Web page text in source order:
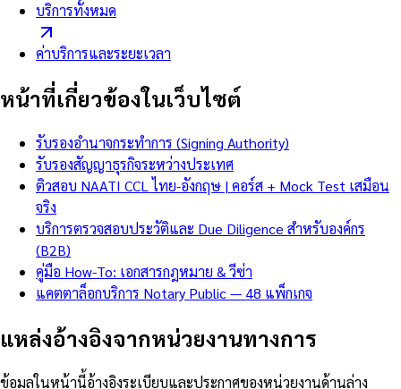
บริการทั้งหมด
ค่าบริการและระยะเวลา
หน้าที่เกี่ยวข้องในเว็บไซต์
รับรองอำนาจกระทำการ (Signing Authority)
รับรองสัญญาธุรกิจระหว่างประเทศ
ติวสอบ NAATI CCL ไทย-อังกฤษ | คอร์ส + Mock Test เสมือน
จริง
บริการตรวจสอบประวัติและ Due Diligence สำหรับองค์กร
(B2B)
คู่มือ How-To: เอกสารกฎหมาย & วีซ่า
แคตตาล็อกบริการ Notary Public — 48 แพ็กเกจ
แหล่งอ้างอิงจากหน่วยงานทางการ
ข้อมูลในหน้านี้อ้างอิงระเบียบและประกาศของหน่วยงานด้านล่าง